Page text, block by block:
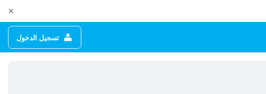
تسجيل الدخول